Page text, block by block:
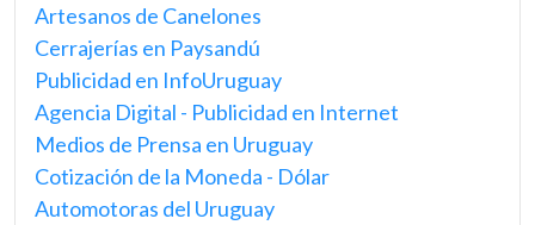
Artesanos de Canelones
Cerrajerías en Paysandú
Publicidad en InfoUruguay
Agencia Digital - Publicidad en Internet
Medios de Prensa en Uruguay
Cotización de la Moneda - Dólar
Automotoras del Uruguay